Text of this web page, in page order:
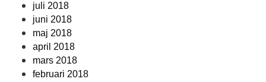
juli 2018
juni 2018
maj 2018
april 2018
mars 2018
februari 2018